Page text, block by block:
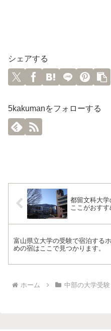
シェアする
5kakumanをフォローする
都留文科大
ここがおすす
富山県立大学の受験で宿泊する
めの宿はここで見つかります。
ホーム 中部の大学受験